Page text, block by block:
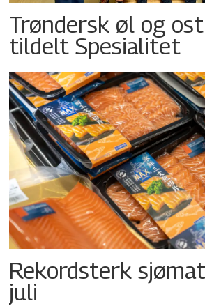
Trøndersk øl og
tildelt Spesialitet
Rekordsterk
juli